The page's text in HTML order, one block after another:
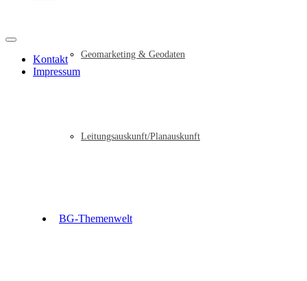
Geomarketing & Geodaten
Leitungsauskunft/Planauskunft
BG-Themenwelt
Kontakt
Impressum